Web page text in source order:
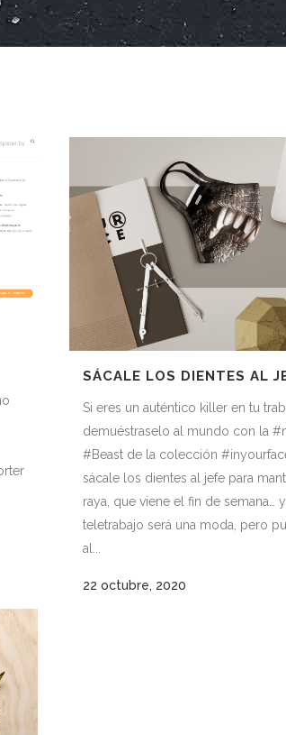
SÁCALE LOS DIENTES AL
Si eres un auténtico killer en tu
demuéstraselo al mundo con la
#Beast de la colección
sácale los dientes al jefe para
raya, que viene el fin de semana… y
teletrabajo será una moda, pero
al...
22 octubre, 2020